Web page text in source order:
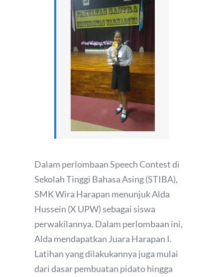
Dalam perlombaan Speech Contest di
Sekolah Tinggi Bahasa Asing (STIBA),
SMK Wira Harapan menunjuk Alda
Hussein (X UPW) sebagai siswa
perwakilannya. Dalam perlombaan ini,
Alda mendapatkan Juara Harapan I.
Latihan yang dilakukannya juga mulai
dari dasar pembuatan pidato hingga